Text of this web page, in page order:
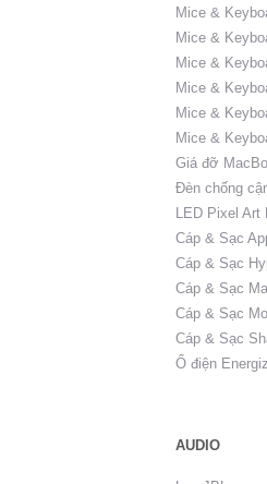
Mice &
Mice &
Mice &
Mice &
Mice &
Mice &
Giá đỡ
Đèn chống
LED Pixel Art
Cáp & Sạc
Cáp & Sạc
Cáp & Sạc
Cáp & Sạc
Cáp & Sạc
Ổ điện
AUDIO